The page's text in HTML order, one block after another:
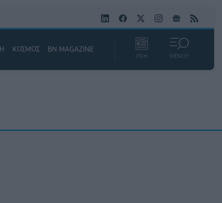
ΚΟΣΜΟΣ BN MAGAZINE
ΡΟΗ ΜΕΝΟΥ